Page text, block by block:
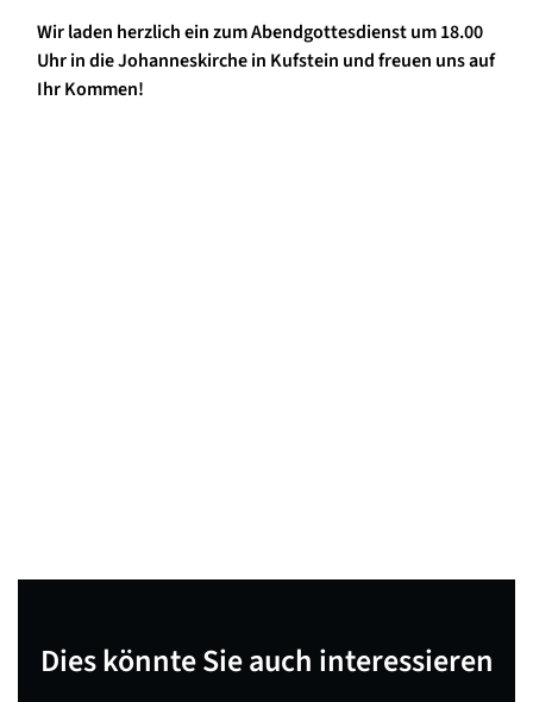
Wir laden herzlich ein zum Abendgottesdienst um 18.00
Uhr in die Johanneskirche in Kufstein und freuen uns auf
Ihr Kommen!
Dies könnte Sie auch interessieren